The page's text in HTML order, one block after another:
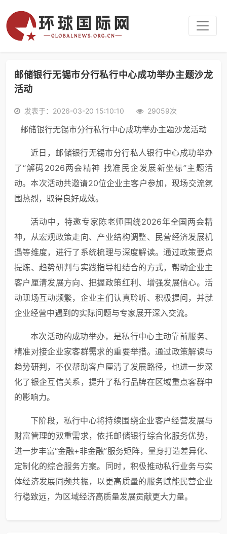
邮储银行无锡市分行私行中心成功举办主题沙龙
活动
发表于：2026-03-20 15:10:10 29059次
邮储银行无锡市分行私行中心成功举办主题沙龙活动
近日，邮储银行无锡市分行私人银行中心成功举办
了“解码2026两会精神 找准民企发展新坐标”主题活
动。本次活动共邀请20位企业主客户参加，现场交流氛
围热烈，取得良好成效。
活动中，特邀专家陈老师围绕2026年全国两会精
神，从宏观政策走向、产业结构调整、民营经济发展机
遇等维度，进行了系统梳理与深度解读。通过政策要点
提炼、趋势研判与实践指导相结合的方式，帮助企业主
客户厘清发展方向、把握政策红利、增强发展信心。活
动现场互动频繁，企业主们认真聆听、积极提问，并就
企业经营中遇到的实际问题与专家展开深入交流。
本次活动的成功举办，是私行中心主动靠前服务、
精准对接企业家客群需求的重要举措。通过政策解读与
趋势研判，不仅帮助客户厘清了发展路径，也进一步深
化了银企互信关系，提升了私行品牌在区域重点客群中
的影响力。
下阶段，私行中心将持续围绕企业客户经营发展与
财富管理的双重需求，依托邮储银行综合化服务优势，
进一步丰富“金融+非金融”服务矩阵，量身打造差异化、
定制化的综合服务方案。同时，积极推动私行业务与实
体经济发展同频共振，以更高质量的服务赋能民营企业
行稳致远，为区域经济高质量发展贡献更大力量。